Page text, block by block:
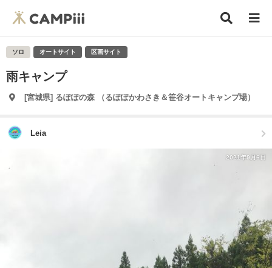
ソロ オートサイト 区画サイト
雨キャンプ
[宮城県] るぽぽの森 （るぽぽかわさき＆笹谷オートキャンプ場）
Leia
2021年9月6日